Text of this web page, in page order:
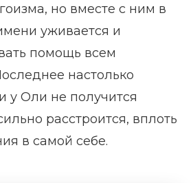
но вместе с ним в
уживается и
помощь всем
настолько
у Оли не получится
расстроится, вплоть
в самой себе.